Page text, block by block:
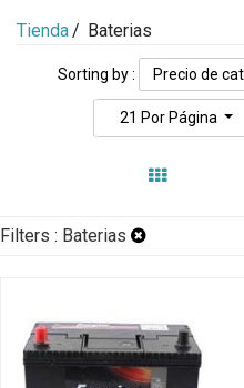
Tienda/ Baterias
Sorting by : Precio de
21 Por Página
Filters : Baterias